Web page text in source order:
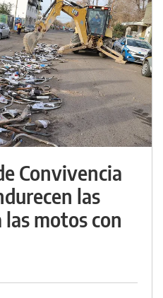
Convivencia
las
motos con